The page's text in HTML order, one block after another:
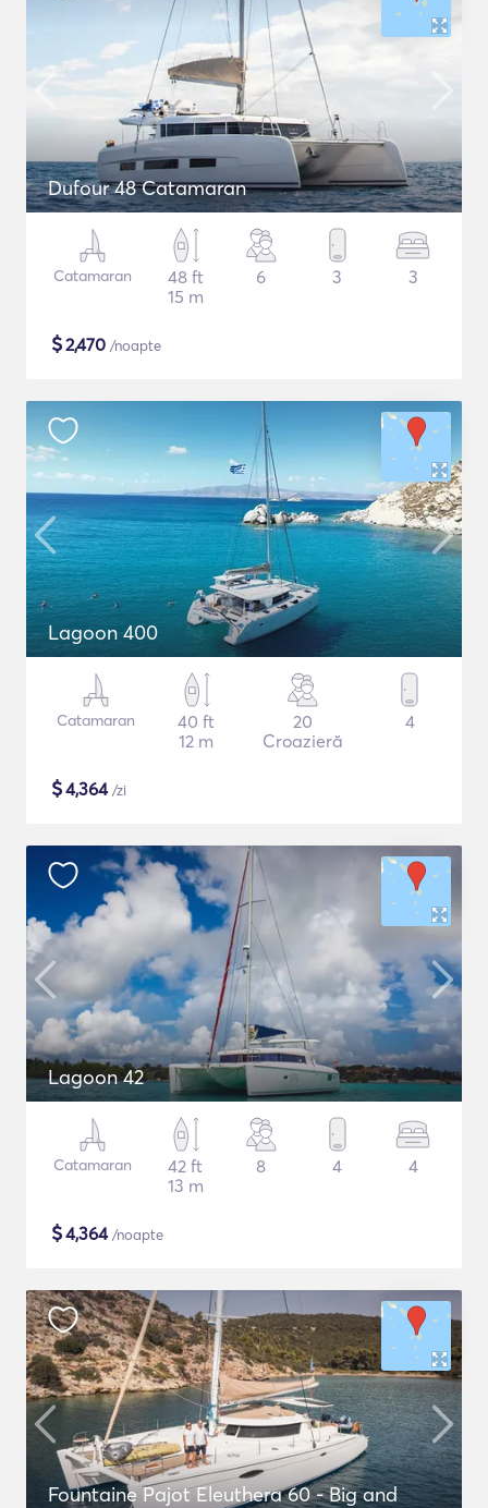
Dufour 48 Catamaran
Catamaran
48 ft
15 m
6 3 3
$2,470 /noapte
Lagoon 400
Catamaran
40 ft
12 m
20
Croazieră
4
$4,364/zi
Lagoon 42
Catamaran
42 ft
13 m
8 4 4
$4,364/noapte
Fountaine Pajot Eleuthera 60 - Big and